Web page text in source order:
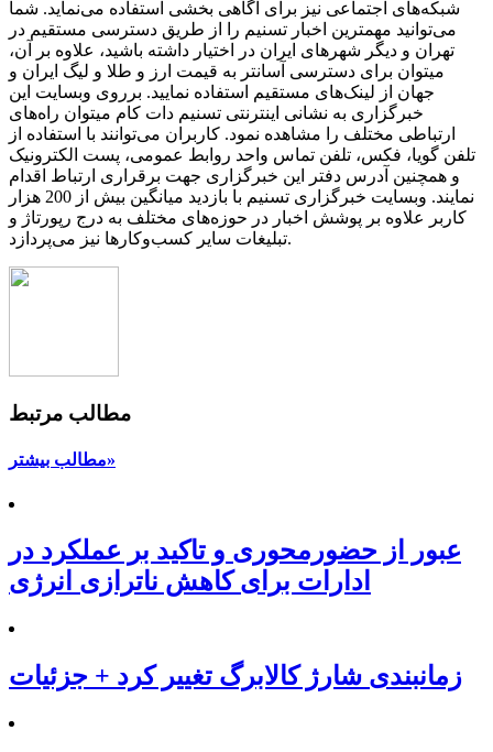
شبکه‌های اجتماعی نیز برای آگاهی بخشی استفاده می‌نماید. شما
می‌توانید مهمترین اخبار تسنیم را از طریق دسترسی مستقیم در
تهران و دیگر شهرهای ایران در اختیار داشته باشید، علاوه بر آن،
میتوان برای دسترسی آسانتر به قیمت ارز و طلا و لیگ ایران و
جهان از لینک‌های مستقیم استفاده نمایید. برروی وبسایت این
خبرگزاری به نشانی اینترنتی تسنیم دات کام میتوان راه‌های
ارتباطی مختلف را مشاهده نمود. کاربران می‌توانند با استفاده از
تلفن گویا، فکس، تلفن تماس واحد روابط عمومی، پست الکترونیک
و همچنین آدرس دفتر این خبرگزاری جهت برقراری ارتباط اقدام
نمایند. وبسایت خبرگزاری تسنیم با بازدید میانگین بیش از 200 هزار
کاربر علاوه بر پوشش اخبار در حوزه‌های مختلف به درج رپورتاژ و
تبلیغات سایر کسب‌وکارها نیز می‌پردازد.
مطالب مرتبط
مطالب بیشتر»
عبور از حضورمحوری و تاکید بر عملکرد در
ادارات برای کاهش ناترازی انرژی
زمانبندی شارژ کالابرگ تغییر کرد + جزئیات